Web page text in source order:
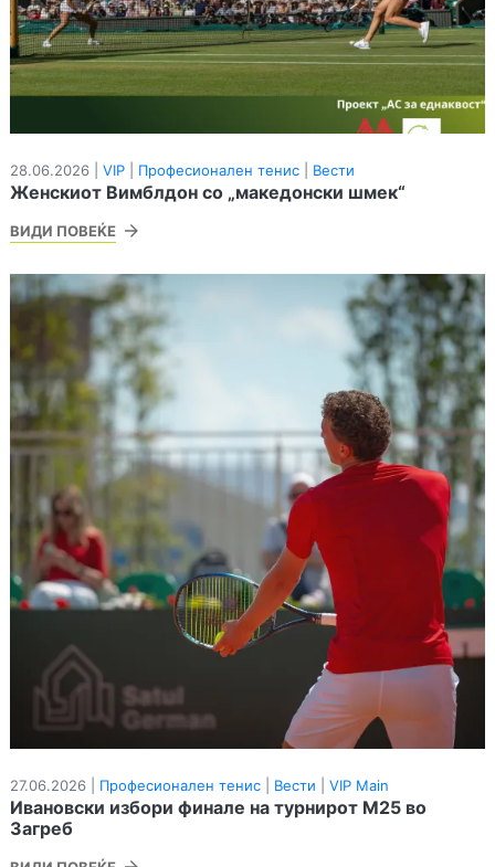
28.06.2026 | VIP Професионален тенис Вести
Женскиот Вимблдон со „македонски шмек“
ВИДИ ПОВЕЌЕ
27.06.2026 | Професионален тенис Вести VIP Main
Ивановски избори финале на турнирот М25 во
Загреб